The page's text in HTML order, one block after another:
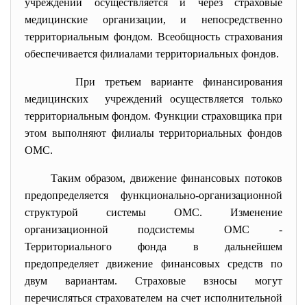
учреждений осуществляется и через страховые
медицинские организации, и непосредственно
территориальным фондом. Всеобщность страхования
обеспечивается филиалами территориальных фондов.
При третьем варианте финансирования
медицинских учреждений осуществляется только
территориальным фондом. Функции страховщика при
этом выполняют филиалы территориальных фондов
ОМС.
Таким образом, движение финансовых потоков
предопределяется функционально-организационной
структурой системы ОМС. Изменение
организационной подсистемы ОМС -
Территориального фонда в дальнейшем
предопределяет движение финансовых средств по
двум вариантам. Страховые взносы могут
перечисляться страхователем на счет исполнительной